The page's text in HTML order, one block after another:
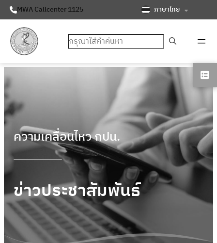
MWA Callcenter 1125 ภาษาไทย
ค้นหา
ความเคลื่อนไหว กปน.
ข่าวประชาสัมพันธ์